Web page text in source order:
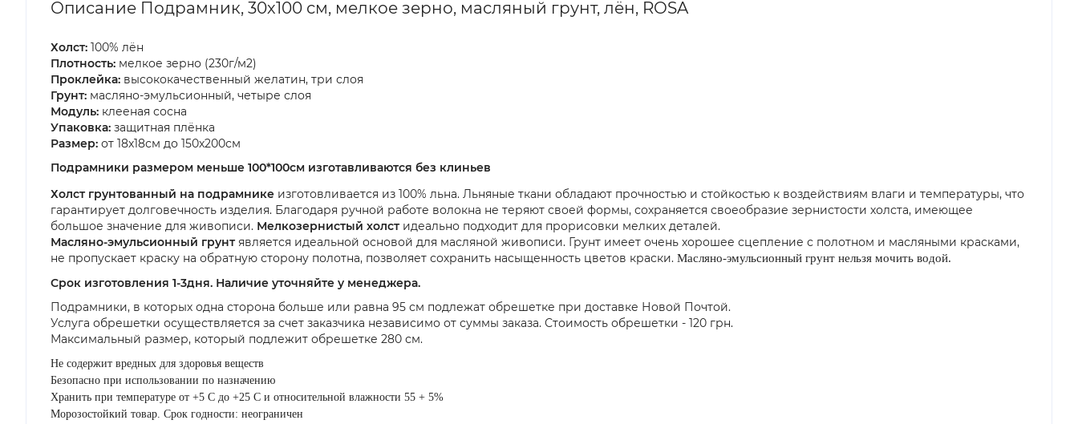
Описание Подрамник, 30х100 см, мелкое зерно, масляный грунт, лён, ROSA
Холст: 100% лён
Плотность: мелкое зерно (230г/м2)
Проклейка: высококачественный желатин, три слоя
Грунт: масляно-эмульсионный, четыре слоя
Модуль: клееная сосна
Упаковка: защитная плёнка
Размер: от 18х18см до 150х200см
Подрамники размером меньше 100*100см изготавливаются без клиньев
Холст грунтованный на подрамнике изготовливается из 100% льна. Льняные ткани обладают прочностью и стойкостью к воздействиям влаги и температуры, что
гарантирует долговечность изделия. Благодаря ручной работе волокна не теряют своей формы, сохраняется своеобразие зернистости холста, имеющее
большое значение для живописи. Мелкозернистый холст идеально подходит для прорисовки мелких деталей.
Масляно-эмульсионный грунт является идеальной основой для масляной живописи. Грунт имеет очень хорошее сцепление с полотном и масляными красками,
не пропускает краску на обратную сторону полотна, позволяет сохранить насыщенность цветов краски. Масляно-эмульсионный грунт нельзя мочить водой.
Срок изготовления 1-3дня. Наличие уточняйте у менеджера.
Подрамники, в которых одна сторона больше или равна 95 см подлежат обрешетке при доставке Новой Почтой.
Услуга обрешетки осуществляется за счет заказчика независимо от суммы заказа. Стоимость обрешетки - 120 грн.
Максимальный размер, который подлежит обрешетке 280 см.
Не содержит вредных для здоровья веществ
Безопасно при использовании по назначению
Хранить при температуре от +5 С до +25 С и относительной влажности 55 + 5%
Морозостойкий товар. Срок годности: неограничен